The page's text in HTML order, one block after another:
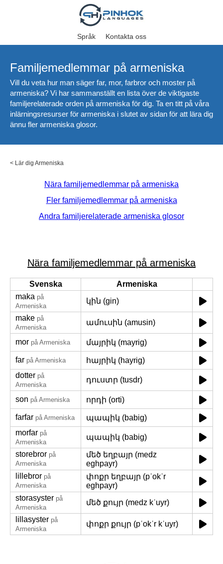
Språk Kontakta oss
Familjemedlemmar på armeniska
Vill du veta hur man säger far, mor, farbror och moster på
armeniska? Vi har sammanställt en lista över de viktigaste
familjerelaterade orden på armeniska för dig. Ta en titt på våra
inlärningsresurser för armeniska i slutet av sidan för att lära dig
ännu fler armeniska glosor.
< Lär dig Armeniska
Nära familjemedlemmar på armeniska
Fler familjemedlemmar på armeniska
Andra familjerelaterade armeniska glosor
Nära familjemedlemmar på armeniska
Svenska
Armeniska
maka på
Armeniska
կին (gin)
make på
Armeniska
ամուսին (amusin)
mor på Armeniska մայրիկ (mayrig)
far på Armeniska
հայրիկ (hayrig)
dotter på
Armeniska
դուստր (tusdr)
son på Armeniska որդի (orti)
farfar på Armeniska
պապիկ (babig)
morfar på
Armeniska
պապիկ (babig)
storebror på
Armeniska
մեծ եղբայր (medz
eghpayr)
lillebror på
Armeniska
փոքր եղբայր (pʿokʿr
eghpayr)
storasyster på
Armeniska
մեծ քույր (medz kʿuyr)
lillasyster på
Armeniska
փոքր քույր (pʿokʿr kʿuyr)